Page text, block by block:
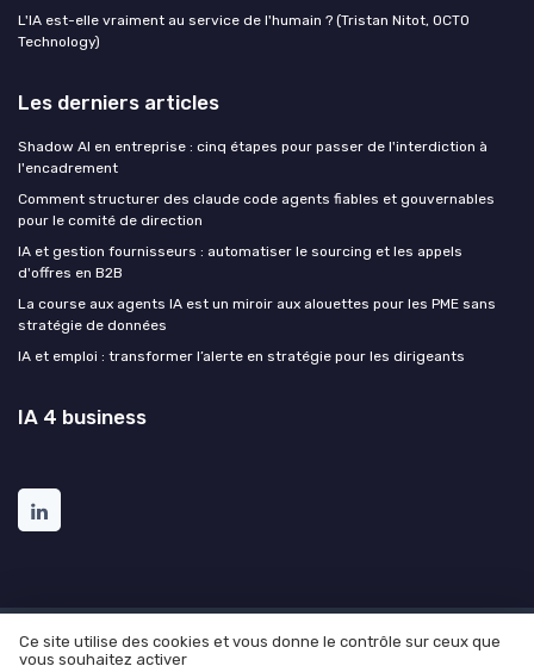
L'IA est-elle vraiment au service de l'humain ? (Tristan Nitot, OCTO
Technology)
Les derniers articles
Shadow AI en entreprise : cinq étapes pour passer de l'interdiction à
l'encadrement
Comment structurer des claude code agents fiables et gouvernables
pour le comité de direction
IA et gestion fournisseurs : automatiser le sourcing et les appels
d'offres en B2B
La course aux agents IA est un miroir aux alouettes pour les PME sans
stratégie de données
IA et emploi : transformer l’alerte en stratégie pour les dirigeants
IA 4 business
Mentions légales Politique de confidentialité
Grande
Ce site utilise des cookies et vous donne le contrôle sur ceux que
vous souhaitez activer